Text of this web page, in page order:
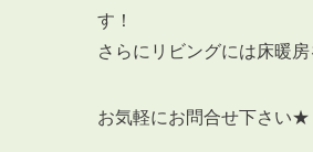
す！
さらにリビングには床暖
お気軽にお問合せ下さい★